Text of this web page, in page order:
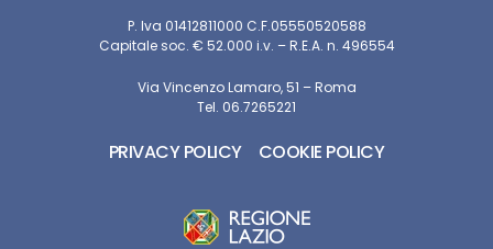
P. Iva 01412811000 C.F.05550520588
Capitale soc. € 52.000 i.v. – R.E.A. n. 496554
Via Vincenzo Lamaro, 51 – Roma
Tel. 06.7265221
PRIVACY POLICY COOKIE POLICY